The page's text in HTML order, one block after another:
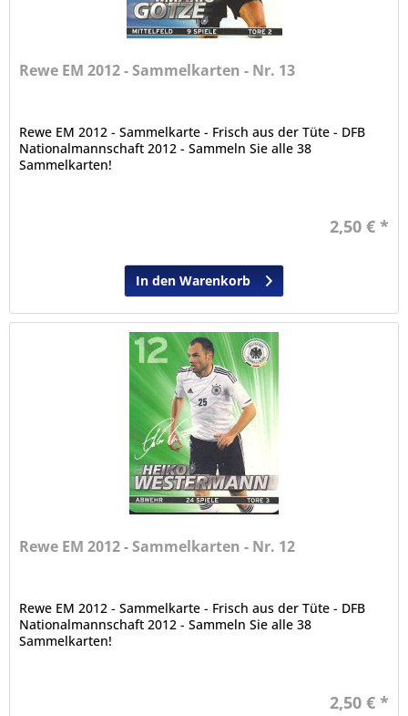
Rewe EM 2012 - Sammelkarten - Nr. 13
Rewe EM 2012 - Sammelkarte - Frisch aus der Tüte - DFB
Nationalmannschaft 2012 - Sammeln Sie alle 38
Sammelkarten!
2,50 € *
In den Warenkorb
Rewe EM 2012 - Sammelkarten - Nr. 12
Rewe EM 2012 - Sammelkarte - Frisch aus der Tüte - DFB
Nationalmannschaft 2012 - Sammeln Sie alle 38
Sammelkarten!
2,50 € *